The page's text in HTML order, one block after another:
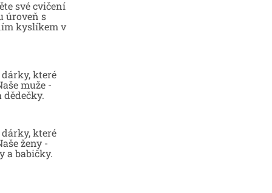
své cvičení
úroveň s
kyslíkem v
které
muže -
které
ženy -
a babičky.